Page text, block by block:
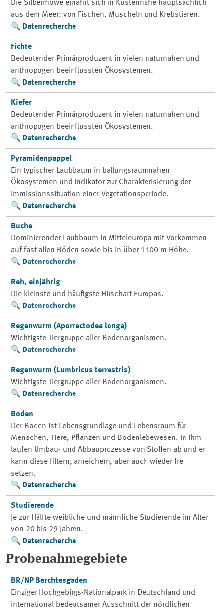
Die Silbermöwe ernährt sich in Küstennähe hauptsächlich
aus dem Meer: von Fischen, Muscheln und Krebstieren.
Datenrecherche
Fichte
Bedeutender Primärproduzent in vielen naturnahen und
anthropogen beeinflussten Ökosystemen.
Datenrecherche
Kiefer
Bedeutender Primärproduzent in vielen naturnahen und
anthropogen beeinflussten Ökosystemen.
Datenrecherche
Pyramidenpappel
Ein typischer Laubbaum in ballungsraumnahen
Ökosystemen und Indikator zur Charakterisierung der
Immissionssituation einer Vegetationsperiode.
Datenrecherche
Buche
Dominierender Laubbaum in Mitteleuropa mit Vorkommen
auf fast allen Böden sowie bis in über 1100 m Höhe.
Datenrecherche
Reh, einjährig
Die kleinste und häufigste Hirschart Europas.
Datenrecherche
Regenwurm (Aporrectodea longa)
Wichtigste Tiergruppe aller Bodenorganismen.
Datenrecherche
Regenwurm (Lumbricus terrestris)
Wichtigste Tiergruppe aller Bodenorganismen.
Datenrecherche
Boden
Der Boden ist Lebensgrundlage und Lebensraum für
Menschen, Tiere, Pflanzen und Bodenlebewesen. In ihm
laufen Umbau- und Abbauprozesse von Stoffen ab und er
kann diese filtern, anreichern, aber auch wieder frei
setzen.
Datenrecherche
Studierende
Je zur Hälfte weibliche und männliche Studierende im Alter
von 20 bis 29 Jahren.
Datenrecherche
Probenahmegebiete
BR/NP Berchtesgaden
Einziger Hochgebirgs-Nationalpark in Deutschland und
international bedeutsamer Ausschnitt der nördlichen